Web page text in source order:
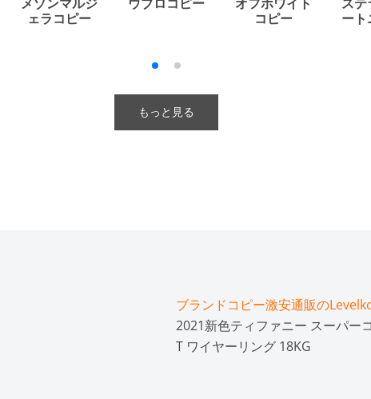
メゾンマルジ
ェラコピー
ウブロコピー
オフホワイト
コピー
ステ
ート
もっと見る
ブランドコピー激安通販の
2021新色ティファニー スーパー
T ワイヤーリング 18KG